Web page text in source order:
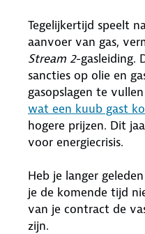
Tegelijkertijd speelt
aanvoer van gas,
Stream 2-gasleiding.
sancties op olie en
gasopslagen te
wat een kuub gast
hogere prijzen. Dit
voor energiecrisis.
Heb je langer
je de komende tijd
van je contract de
zijn.